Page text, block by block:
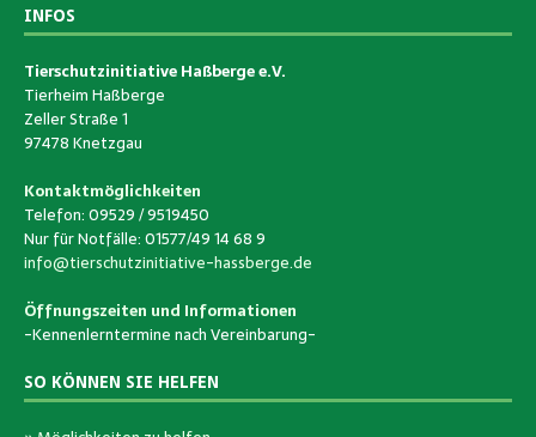
INFOS
Tierschutzinitiative Haßberge e.V.
Tierheim Haßberge
Zeller Straße 1
97478 Knetzgau
Kontaktmöglichkeiten
Telefon: 09529 / 9519450
Nur für Notfälle: 01577/49 14 68 9
info@tierschutzinitiative-hassberge.de
Öffnungszeiten und Informationen
-Kennenlerntermine nach Vereinbarung-
SO KÖNNEN SIE HELFEN